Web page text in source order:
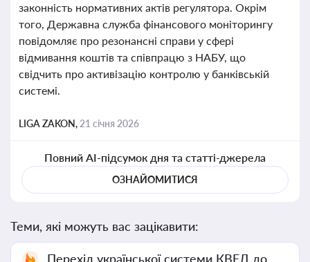
законність нормативних актів регулятора. Окрім
того, Державна служба фінансового моніторингу
повідомляє про резонансні справи у сфері
відмивання коштів та співпрацю з НАБУ, що
свідчить про активізацію контролю у банківській
системі.
LIGA ZAKON, 21 січня 2026
Повний AI-підсумок дня та статті-джерела
ОЗНАЙОМИТИСЯ
Теми, які можуть вас зацікавити:
Перехід української системи КВЕД до